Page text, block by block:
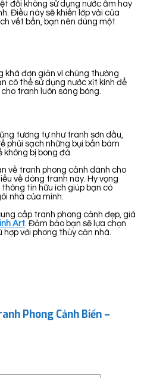
đối không sử dụng nước ấm hay
Điều này sẽ khiến lớp vải của
vết bẩn, bạn nên dùng một
khá đơn giản vì chúng thường
có thể sử dụng nước xịt kính để
tranh luôn sáng bóng.
tương tự như tranh sơn dầu,
phủi sạch những bụi bẩn bám
bị bong đá.
về tranh phong cảnh dành cho
về dòng tranh này. Hy vọng
tin hữu ích giúp bạn có
nhà của mình.
cấp tranh phong cảnh đẹp, giá
Art. Đảm bảo bạn sẽ lựa chọn
với phong thủy căn nhà.
Phong Cảnh Biển –